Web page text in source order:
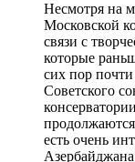
Несмотря на
Московской
связи с
которые
сих пор
Советского
есть очень